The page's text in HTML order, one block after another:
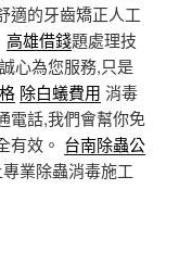
適的牙齒矯正人工
高雄借錢題處理技
心為您服務,只是
除白蟻費用 消毒
電話,我們會幫你免
有效。 台南除蟲公
業除蟲消毒施工